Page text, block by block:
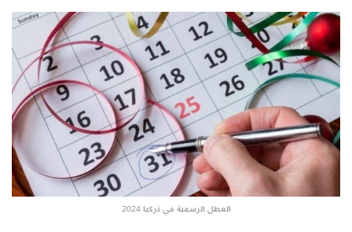
العطل الرسمية في تركيا 2024